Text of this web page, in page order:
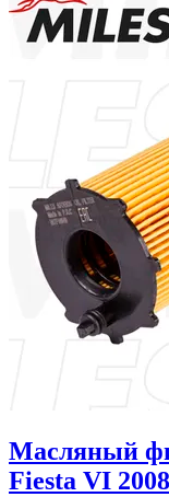
Масляный
Fiesta VI